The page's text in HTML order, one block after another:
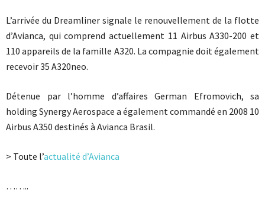
L’arrivée du Dreamliner signale le renouvellement de la flotte
d’Avianca, qui comprend actuellement 11 Airbus A330-200 et
110 appareils de la famille A320. La compagnie doit également
recevoir 35 A320neo.
Détenue par l’homme d’affaires German Efromovich, sa
holding Synergy Aerospace a également commandé en 2008 10
Airbus A350 destinés à Avianca Brasil.
> Toute l’actualité d’Avianca
……..